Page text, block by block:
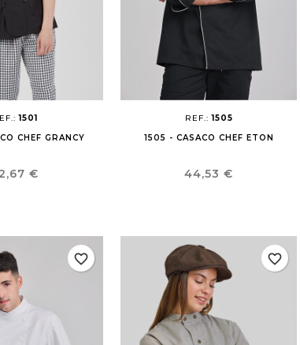
1501
CHEF GRANCY
€
REF.:1505
1505 - CASACO CHEF ETON
Preço
44,53 €
favorite_border favorite_border
((cancelText)) ((modalDeleteText))
Create wishlist
Cancel